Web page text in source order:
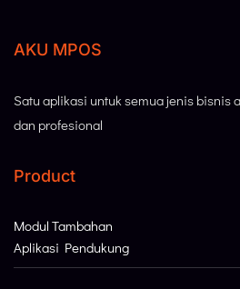
AKU MPOS
Satu aplikasi untuk semua jenis bisnis
dan profesional
Product
Modul Tambahan
Aplikasi Pendukung